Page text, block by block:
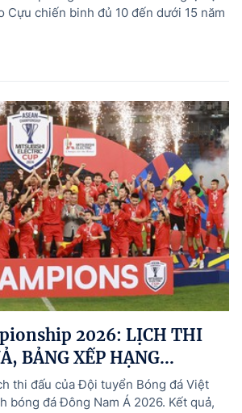
Cựu chiến binh đủ 10 đến dưới 15 năm
2026: LỊCH THI
BẢNG XẾP HẠNG...
thi đấu của Đội tuyển Bóng đá Việt
bóng đá Đông Nam Á 2026. Kết quả,